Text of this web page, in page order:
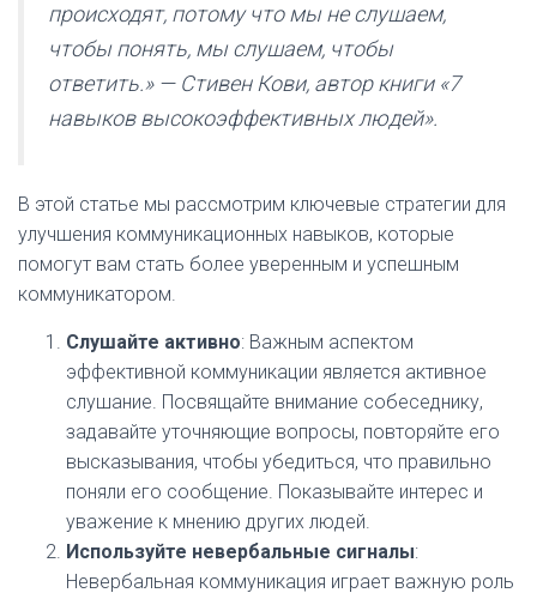
происходят, потому что мы не слушаем,
чтобы понять, мы слушаем, чтобы
ответить.» — Стивен Кови, автор книги «7
навыков высокоэффективных людей».
В этой статье мы рассмотрим ключевые стратегии для
улучшения коммуникационных навыков, которые
помогут вам стать более уверенным и успешным
коммуникатором.
Слушайте активно: Важным аспектом
эффективной коммуникации является активное
слушание. Посвящайте внимание собеседнику,
задавайте уточняющие вопросы, повторяйте его
высказывания, чтобы убедиться, что правильно
поняли его сообщение. Показывайте интерес и
уважение к мнению других людей.
Используйте невербальные сигналы:
Невербальная коммуникация играет важную роль